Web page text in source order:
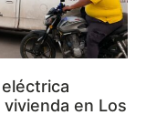
en Los